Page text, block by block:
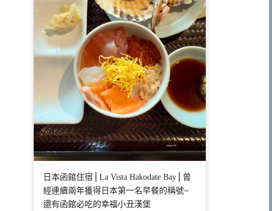
日本函館住宿⎪La Vista Hakodate Bay⎪曾
經連續兩年獲得日本第一名早餐的稱號~
還有函館必吃的幸福小丑漢堡